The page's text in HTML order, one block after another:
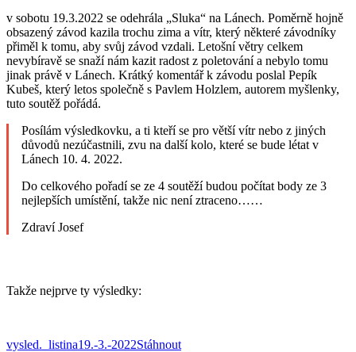
v sobotu 19.3.2022 se odehrála „Sluka“ na Lánech. Poměrně hojně
obsazený závod kazila trochu zima a vítr, který některé závodníky
přiměl k tomu, aby svůj závod vzdali. Letošní větry celkem
nevybíravě se snaží nám kazit radost z poletování a nebylo tomu
jinak právě v Lánech. Krátký komentář k závodu poslal Pepík
Kubeš, který letos společně s Pavlem Holzlem, autorem myšlenky,
tuto soutěž pořádá.
Posílám výsledkovku, a ti kteří se pro větší vítr nebo z jiných
důvodů nezúčastnili, zvu na další kolo, které se bude létat v
Lánech 10. 4. 2022.
Do celkového pořadí se ze 4 soutěží budou počítat body ze 3
nejlepších umístění, takže nic není ztraceno……
Zdraví Josef
Takže nejprve ty výsledky:
vysled._listina19.-3.-2022Stáhnout